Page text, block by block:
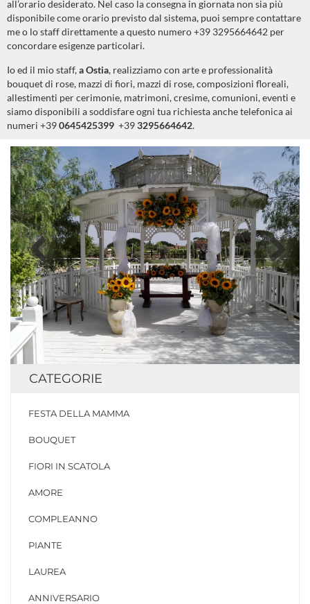
all’orario desiderato. Nel caso la consegna in giornata non sia più
disponibile come orario previsto dal sistema, puoi sempre contattare
me o lo staff direttamente a questo numero +39 3295664642 per
concordare esigenze particolari.
Io ed il mio staff,a Ostia, realizziamo con arte e professionalità
bouquet di rose, mazzi di fiori, mazzi di rose, composizioni floreali,
allestimenti per cerimonie, matrimoni, cresime, comunioni, eventi e
siamo disponibili a soddisfare ogni tua richiesta anche telefonica ai
numeri +390645425399 +393295664642.
CATEGORIE
FESTA DELLA MAMMA
BOUQUET
FIORI IN SCATOLA
AMORE
COMPLEANNO
PIANTE
LAUREA
ANNIVERSARIO